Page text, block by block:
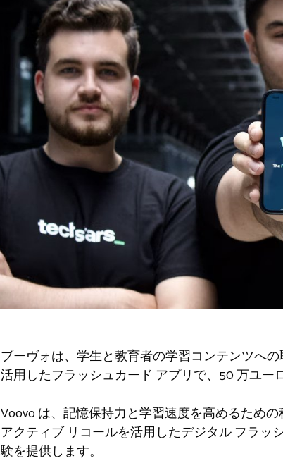
ブーヴォは、学生と教育者の学習コンテンツへ
活用したフラッシュカード アプリで、50 万ユー
Voovo は、記憶保持力と学習速度を高めるため
アクティブ リコールを活用したデジタル フラ
験を提供します。